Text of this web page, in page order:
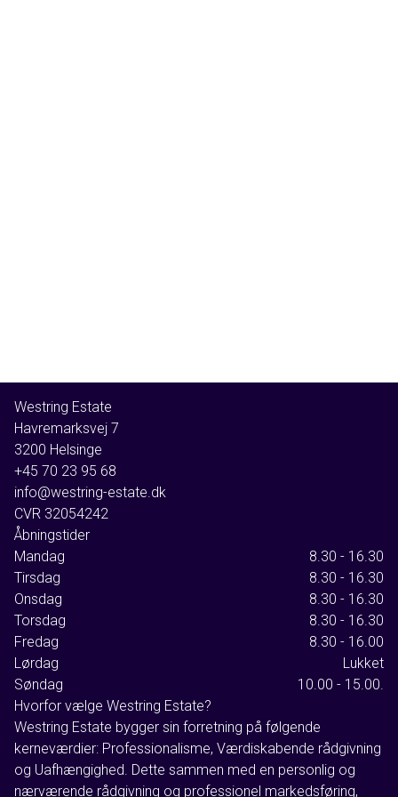
Westring Estate
Havremarksvej 7
3200 Helsinge
+45 70 23 95 68
info@westring-estate.dk
CVR 32054242
Åbningstider
Mandag
8.30 - 16.30
Tirsdag
8.30 - 16.30
Onsdag
8.30 - 16.30
Torsdag
8.30 - 16.30
Fredag
8.30 - 16.00
Lørdag
Lukket
Søndag
10.00 - 15.00.
Hvorfor vælge Westring Estate?
Westring Estate bygger sin forretning på følgende
kerneværdier: Professionalisme, Værdiskabende rådgivning
og Uafhængighed. Dette sammen med en personlig og
nærværende rådgivning og professionel markedsføring,